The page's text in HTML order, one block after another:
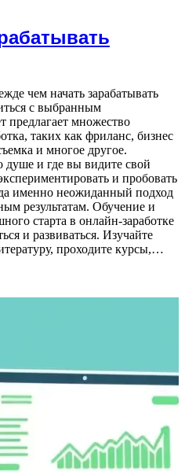
чем начать зарабатывать
с выбранным
предлагает множество
таких как фриланс, бизнес
и многое другое.
душе и где вы видите свой
и пробовать
именно неожиданный подход
результатам. Обучение и
старта в онлайн-заработке
и развиваться. Изучайте
проходите курсы,…